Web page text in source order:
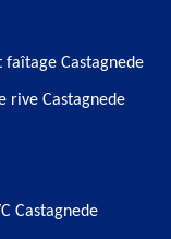
Castagnede
rive Castagnede
Castagnede